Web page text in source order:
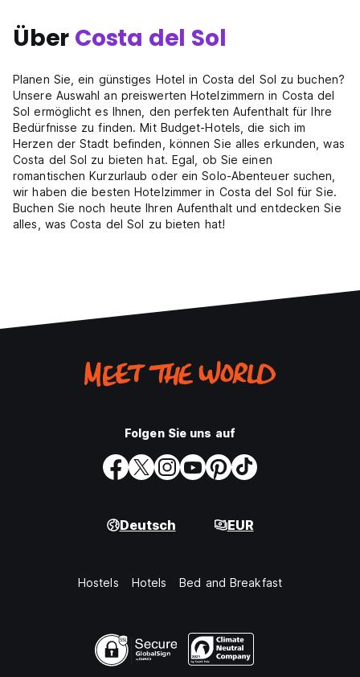
Über Costa del Sol
Planen Sie, ein günstiges Hotel in Costa del Sol zu buchen?
Unsere Auswahl an preiswerten Hotelzimmern in Costa del
Sol ermöglicht es Ihnen, den perfekten Aufenthalt für Ihre
Bedürfnisse zu finden. Mit Budget-Hotels, die sich im
Herzen der Stadt befinden, können Sie alles erkunden, was
Costa del Sol zu bieten hat. Egal, ob Sie einen
romantischen Kurzurlaub oder ein Solo-Abenteuer suchen,
wir haben die besten Hotelzimmer in Costa del Sol für Sie.
Buchen Sie noch heute Ihren Aufenthalt und entdecken Sie
alles, was Costa del Sol zu bieten hat!
Folgen Sie uns auf
Deutsch EUR
Hostels Hotels Bed and Breakfast